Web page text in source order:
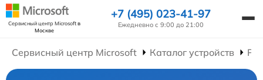
Сервисный центр Microsoftв
Москве
+7 (495) 023-41-97
Ежедневно с 9:00 до 21:00
Сервисный центр Microsoft Каталог устройств